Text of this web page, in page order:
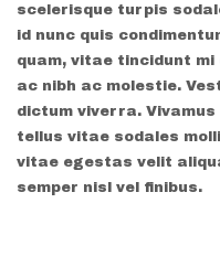
scelerisque turpis
id nunc quis
quam, vitae tincidunt mi
ac nibh ac molestie.
dictum viverra.
tellus vitae sodales
vitae egestas velit
semper nisl vel finibus.